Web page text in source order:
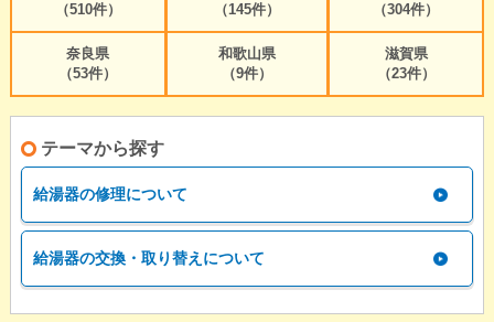
（510件）
（145件）
（304件）
奈良県
（53件）
和歌山県
（9件）
滋賀県
（23件）
テーマから探す
給湯器の修理について
給湯器の交換・取り替えについて